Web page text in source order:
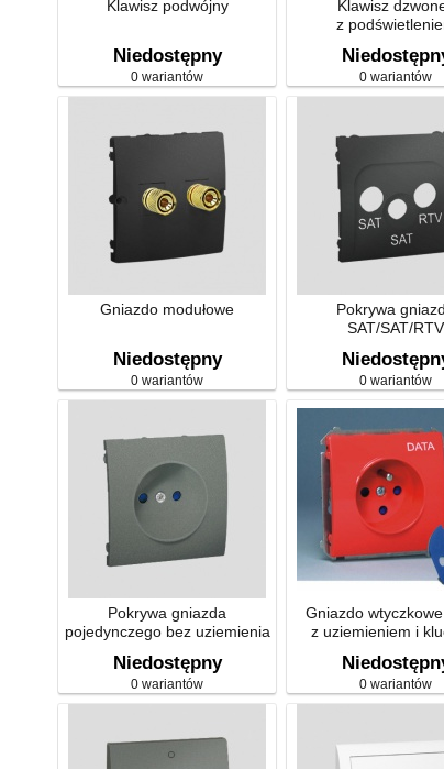
Klawisz podwójny
Niedostępny
0 wariantów
Klawisz
z
0 wariantów
Gniazdo modułowe
Niedostępny
0 wariantów
Pokrywa
SAT/SAT/RTV
0 wariantów
Pokrywa gniazda
pojedynczego bez uziemienia
Niedostępny
0 wariantów
Gniazdo
z uziemieniem i
czerwone
0 wariantów